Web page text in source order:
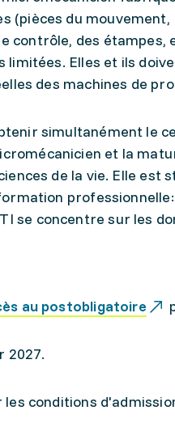
(pièces du
contrôle, des étampes,
limitées. Elles et ils
des machines de
simultanément le
et la
de la vie. Elle
se concentre sur les
au postobligatoire
2027.
conditions